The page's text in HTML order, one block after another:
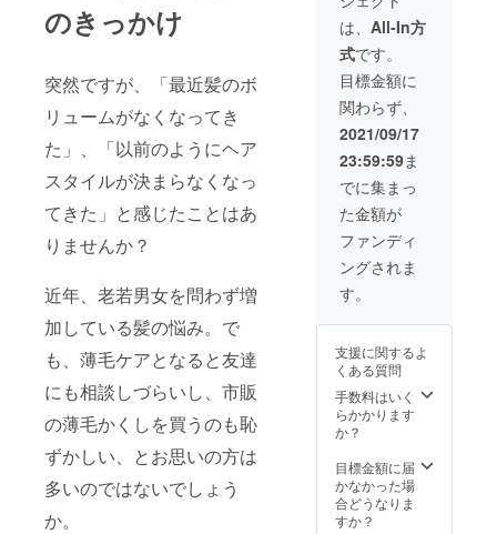
のきっかけ
突然ですが、「最近髪のボ
リュームがなくなってき
た」、「以前のようにヘア
スタイルが決まらなくなっ
てきた」と感じたことはあ
りませんか？
近年、老若男女を問わず増
加している髪の悩み。で
も、薄毛ケアとなると友達
にも相談しづらいし、市販
の薄毛かくしを買うのも恥
ずかしい、とお思いの方は
多いのではないでしょう
か。
Fの
7,480円
（税
込）、
送料無
料でお
届けし
ます。
カラー
バリ
エー
ション
全2色 /
ブラッ
ク、
ン
は、 All-In方
式です。
目標金額に
関わらず、
2021/09/17
23:59:59ま
でに集まっ
た金額が
ファンディ
ングされま
す。
支援に関するよ
くある質問
手数料はいく
らかかります
か？
目標金額に届
かなかった場
合どうなりま
すか？